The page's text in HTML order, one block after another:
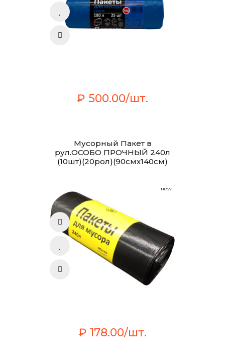
₽ 500.00/шт.
Мусорный Пакет в
рул.ОСОБО ПРОЧНЫЙ 240л
(10шт)(20рол)(90смх140см)
new
₽ 178.00/шт.